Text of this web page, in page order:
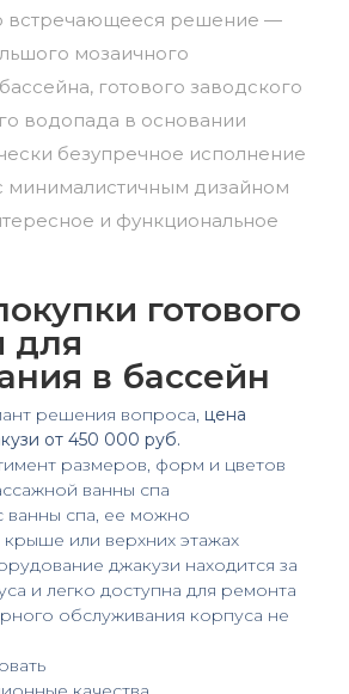
встречающееся решение —
мозаичного
готового заводского
водопада в основании
безупречное исполнение
минималистичным дизайном
и функциональное
готового
для
в бассейн
решения вопроса, цена
от 450 000 руб.
размеров, форм и цветов
ванны спа
ванны спа, ее можно
крыше или верхних этажах
джакузи находится за
и легко доступна для ремонта
обслуживания корпуса не